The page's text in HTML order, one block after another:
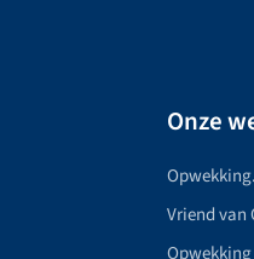
Onze
Vriend van